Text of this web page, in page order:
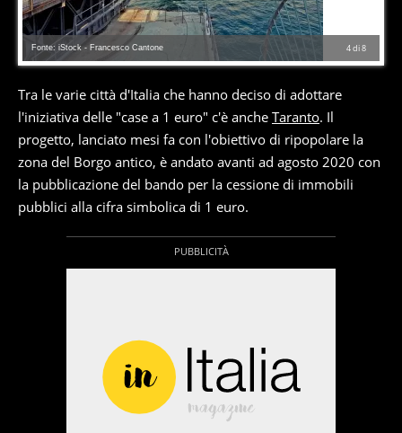
4di8
Fonte: iStock - Francesco Cantone
Tra le varie città d'Italia che hanno deciso di adottare
l'iniziativa delle "case a 1 euro" c'è anche Taranto. Il
progetto, lanciato mesi fa con l'obiettivo di ripopolare la
zona del Borgo antico, è andato avanti ad agosto 2020 con
la pubblicazione del bando per la cessione di immobili
pubblici alla cifra simbolica di 1 euro.